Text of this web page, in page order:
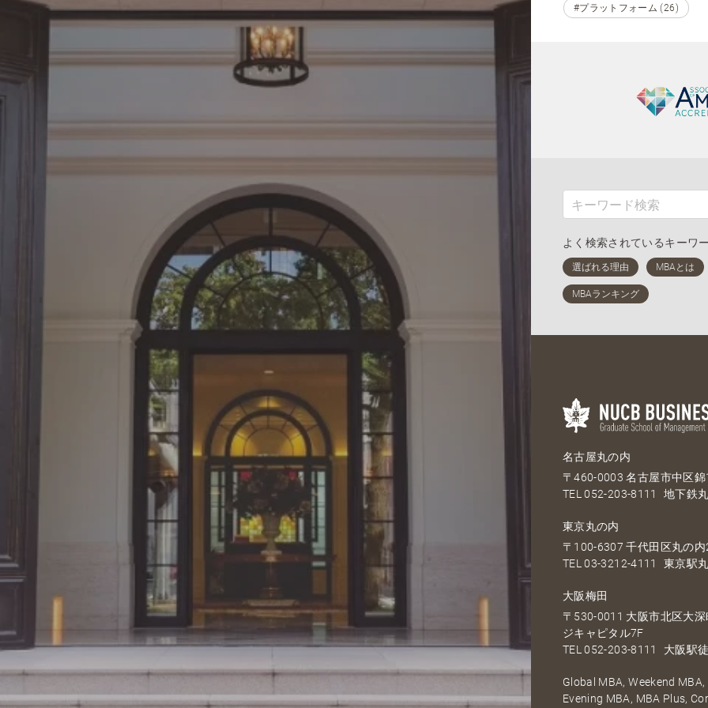
#プラットフォーム (26)
よく検索されているキーワ
名古屋丸の内
〒460-0003 名古屋市中区
TEL052-203-8111 地下鉄
東京丸の内
〒100-6307 千代田区丸の
TEL03-3212-4111 東京駅
大阪梅田
〒530-0011 大阪市北区大
ジキャピタル7F
TEL052-203-8111 大阪駅
Global MBA, Weekend
Evening MBA, MBA Plus,